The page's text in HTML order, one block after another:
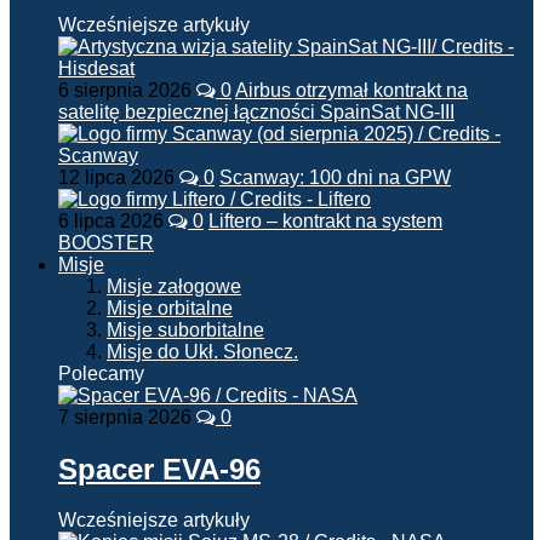
Wcześniejsze artykuły
6 sierpnia 2026 0Airbus otrzymał kontrakt na
satelitę bezpiecznej łączności SpainSat NG-III
12 lipca 2026 0 Scanway: 100 dni na GPW
6 lipca 2026 0 Liftero – kontrakt na system
BOOSTER
Misje
Misje załogowe
Misje orbitalne
Misje suborbitalne
Misje do Ukł. Słonecz.
Polecamy
7 sierpnia 2026 0
Spacer EVA-96
Wcześniejsze artykuły